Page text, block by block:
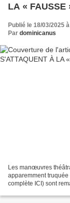
LA « FAUSSE
Publié le 18/03/2025
Par dominicanus
Les manœuvres
apparemment
complète ICI) sont